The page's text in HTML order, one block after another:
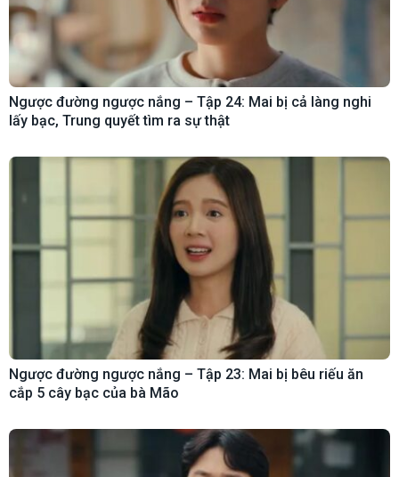
Ngược đường ngược nắng – Tập 24: Mai bị cả làng nghi
lấy bạc, Trung quyết tìm ra sự thật
Ngược đường ngược nắng – Tập 23: Mai bị bêu riếu ăn
cắp 5 cây bạc của bà Mão